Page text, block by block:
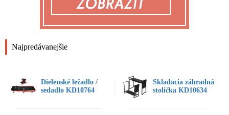
Najpredávanejšie
Dielenské ležadlo /
sedadlo KD10764
Skladacia záhradná
stolička KD10634